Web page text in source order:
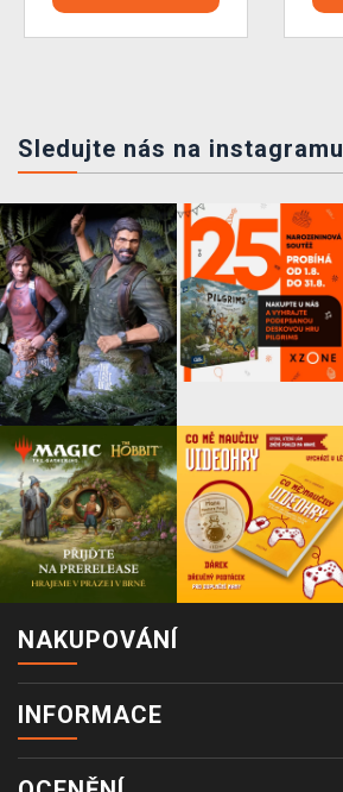
Sledujte nás na instagramu
NAKUPOVÁNÍ
INFORMACE